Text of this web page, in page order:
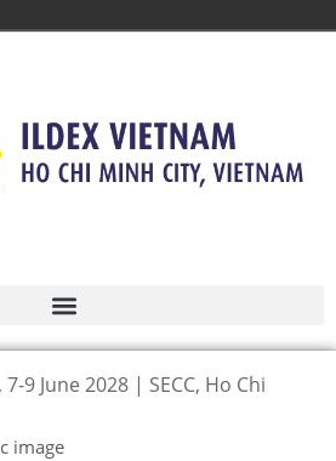
9 June 2028 | SECC, Ho Chi
image